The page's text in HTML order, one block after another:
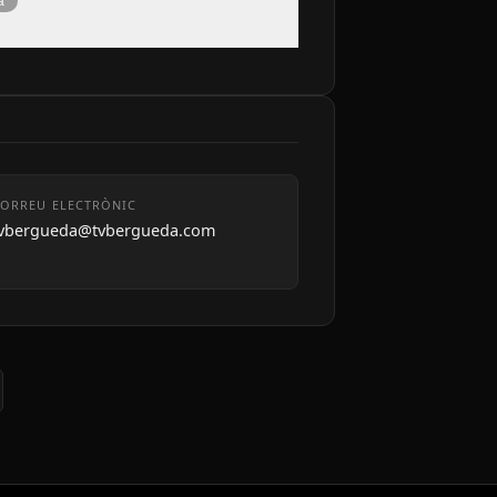
ELECTRÒNIC